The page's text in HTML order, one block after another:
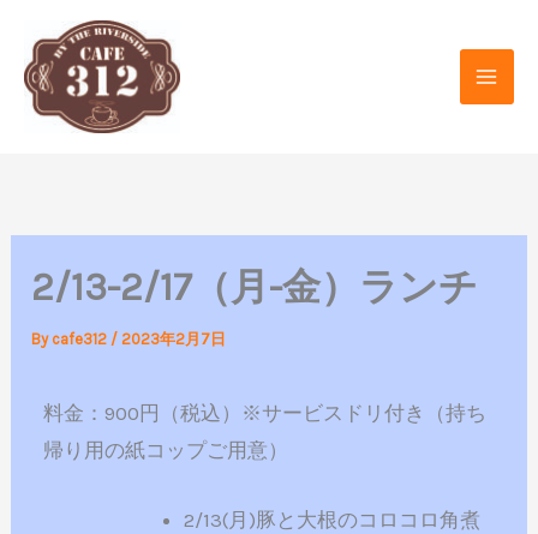
プ
2/13-2/17（月-金）ランチ
By cafe312 /2023年2月7日
料金：900円（税込）※サービスドリ付き（持ち
帰り用の紙コップご用意）
2/13(月)豚と大根のコロコロ角煮